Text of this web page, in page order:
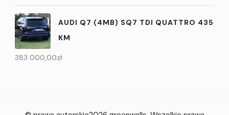
AUDI Q7 (4MB) SQ7 TDI QUATTRO 435
KM
383 000,00zł